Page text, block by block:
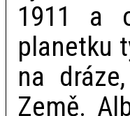
1911 a
planetku
na
Země.